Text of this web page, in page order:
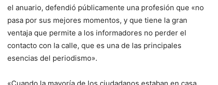
el anuario, defendió públicamente una profesión que «no
pasa por sus mejores momentos, y que tiene la gran
ventaja que permite a los informadores no perder el
contacto con la calle, que es una de las principales
esencias del periodismo».